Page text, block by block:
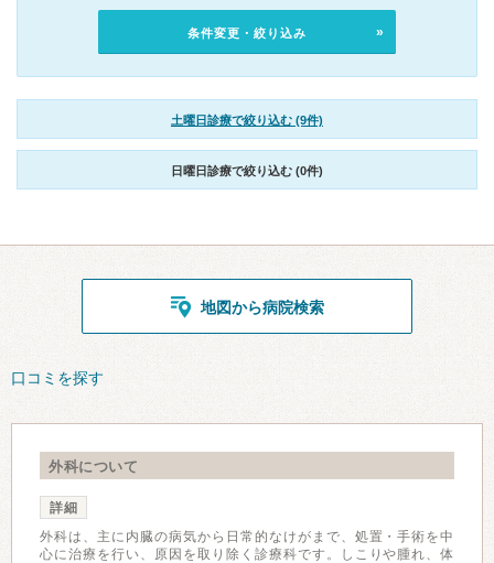
条件変更・絞り込み
土曜日診療で絞り込む (9件)
日曜日診療で絞り込む (0件)
地図から病院検索
口コミを探す
外科について
詳細
外科は、主に内臓の病気から日常的なけがまで、処置・手術を中
心に治療を行い、原因を取り除く診療科です。しこりや腫れ、体